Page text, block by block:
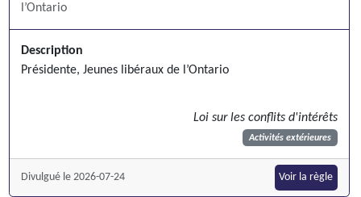
l’Ontario
Description
Présidente, Jeunes libéraux de l’Ontario
Loi sur les conflits d'intérêts
Activités extérieures
Divulgué le 2026-07-24 Voir la règle